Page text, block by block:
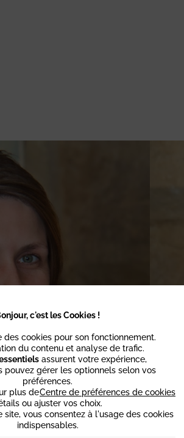
STÉPHANIE
PROPRIÉTAIRE
c'est les Cookies !
des cookies pour son fonctionnement.
du contenu et analyse de trafic.
assurent votre expérience,
pouvez gérer les optionnels selon vos
préférences.
Centre de préférences de cookies
plus de
ou ajuster vos choix.
site, vous consentez à l'usage des cookies
indispensables.